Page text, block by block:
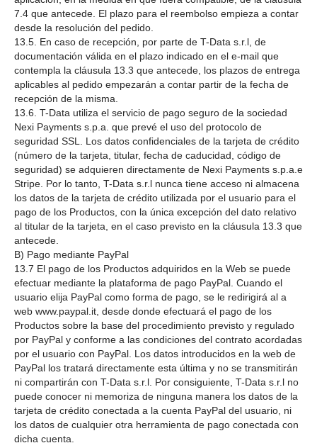
7.4 que antecede. El plazo para el reembolso empieza a contar
desde la resolución del pedido.
13.5. En caso de recepción, por parte de T-Data s.r.l, de
documentación válida en el plazo indicado en el e-mail que
contempla la cláusula 13.3 que antecede, los plazos de entrega
aplicables al pedido empezarán a contar partir de la fecha de
recepción de la misma.
13.6. T-Data utiliza el servicio de pago seguro de la sociedad
Nexi Payments s.p.a. que prevé el uso del protocolo de
seguridad SSL. Los datos confidenciales de la tarjeta de crédito
(número de la tarjeta, titular, fecha de caducidad, código de
seguridad) se adquieren directamente de Nexi Payments s.p.a.e
Stripe. Por lo tanto, T-Data s.r.l nunca tiene acceso ni almacena
los datos de la tarjeta de crédito utilizada por el usuario para el
pago de los Productos, con la única excepción del dato relativo
al titular de la tarjeta, en el caso previsto en la cláusula 13.3 que
antecede.
B) Pago mediante PayPal
13.7 El pago de los Productos adquiridos en la Web se puede
efectuar mediante la plataforma de pago PayPal. Cuando el
usuario elija PayPal como forma de pago, se le redirigirá al a
web www.paypal.it, desde donde efectuará el pago de los
Productos sobre la base del procedimiento previsto y regulado
por PayPal y conforme a las condiciones del contrato acordadas
por el usuario con PayPal. Los datos introducidos en la web de
PayPal los tratará directamente esta última y no se transmitirán
ni compartirán con T-Data s.r.l. Por consiguiente, T-Data s.r.l no
puede conocer ni memoriza de ninguna manera los datos de la
tarjeta de crédito conectada a la cuenta PayPal del usuario, ni
los datos de cualquier otra herramienta de pago conectada con
dicha cuenta.